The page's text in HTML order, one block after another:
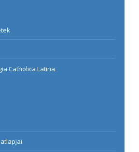
Catholica Latina